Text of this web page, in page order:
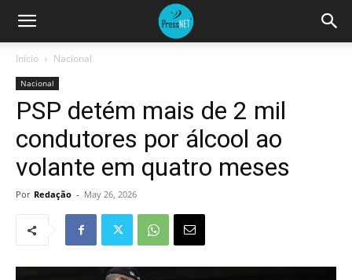
Início Nacional
Nacional
PSP detém mais de 2 mil
condutores por álcool ao
volante em quatro meses
Por Redação - May 26, 2026